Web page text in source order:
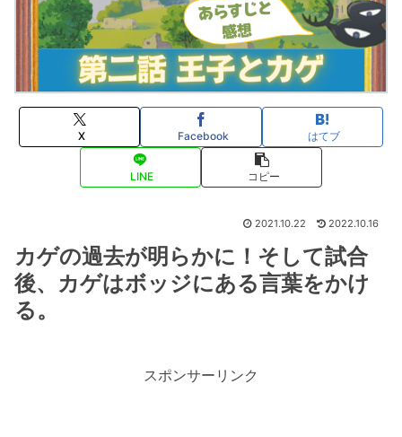
X Facebook はてブ
LINE コピー
2021.10.22 2022.10.16
カゲの過去が明らかに！そして試合
後、カゲはボッジにある言葉をかけ
る。
スポンサーリンク